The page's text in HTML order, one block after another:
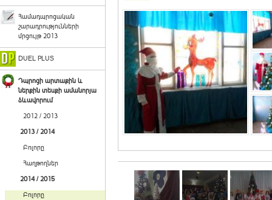
Համադպրոցական
շարադրությունների
մրցույթ 2013
DUEL PLUS
Դպրոցի արտաքին և
ներքին տեսքի ամանորյա
ձևավորում
2012 / 2013
2013 / 2014
Բոլորը
Հաղթողներ
2014 / 2015
Բոլորը